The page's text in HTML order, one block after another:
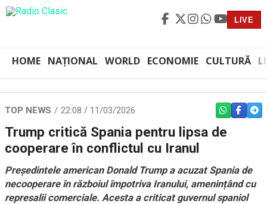
LIVE
HOME NAȚIONAL WORLD ECONOMIE CULTURĂ
TOP NEWS 22:08 / 11/03/2026 WHATSAPP
Trump critică Spania pentru lipsa de
cooperare în conflictul cu Iranul
Președintele american Donald Trump a acuzat Spania de
necooperare în războiul împotriva Iranului, amenințând cu
represalii comerciale. Acesta a criticat guvernul spaniol